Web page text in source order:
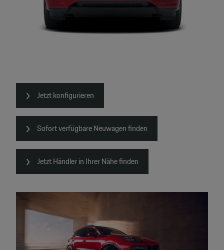
Jetzt konfigurieren
Sofort verfügbare Neuwagen finden
Jetzt Händler in Ihrer Nähe finden